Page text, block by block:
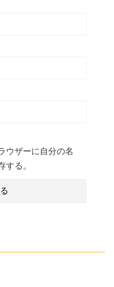
ウザーに自分の名
する。